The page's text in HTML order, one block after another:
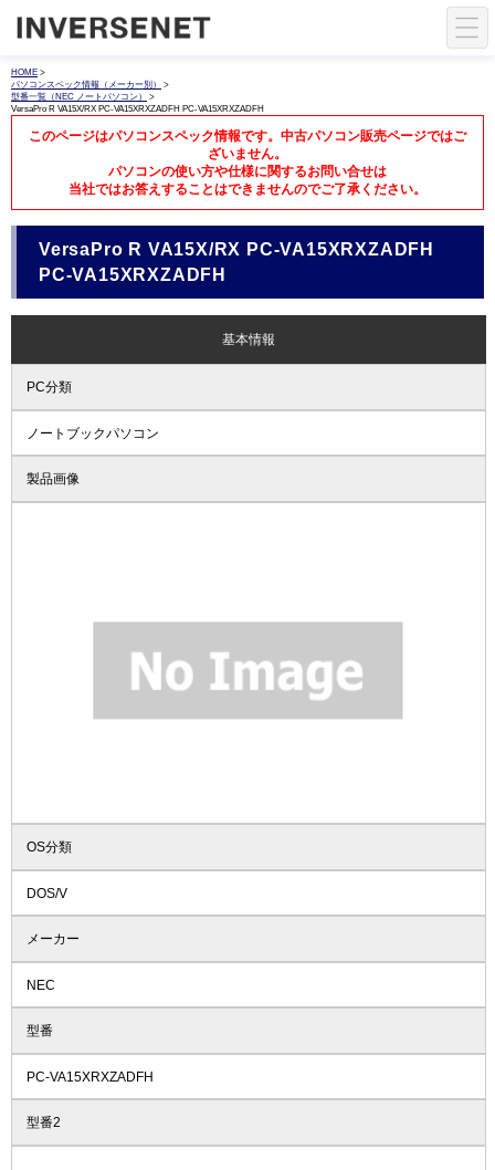
HOME >
パソコンスペック情報（メーカー別）
>
型番一覧（NEC ノートパソコン）
>
VersaPro R VA15X/RX PC-VA15XRXZADFH PC-VA15XRXZADFH
このページはパソコンスペック情報です。中古パソコン販売ページではご
ざいません。
パソコンの使い方や仕様に関するお問い合せは
当社ではお答えすることはできませんのでご了承ください。
VersaPro R VA15X/RX PC-VA15XRXZADFH
PC-VA15XRXZADFH
基本情報
PC分類
ノートブックパソコン
製品画像
OS分類
DOS/V
メーカー
NEC
型番
PC-VA15XRXZADFH
型番2